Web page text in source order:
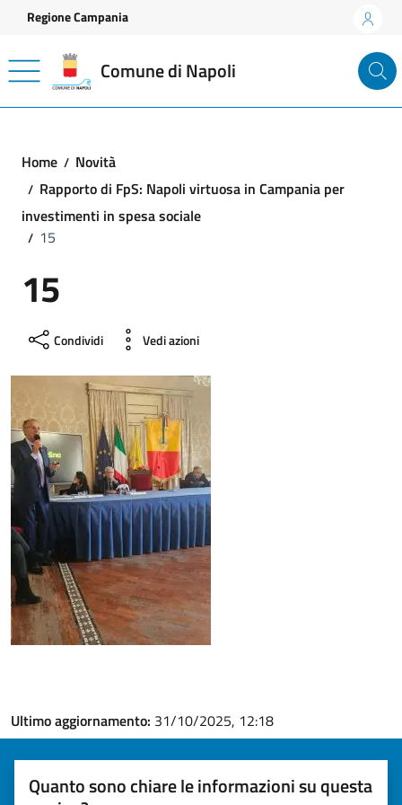
Vai ai contenuti
Vai al footer
Regione Campania
Comune di Napoli
Home
Novità
Rapporto di FpS: Napoli virtuosa in Campania per
investimenti in spesa sociale
15
15
Condividi Vedi azioni
Ultimo aggiornamento: 31/10/2025, 12:18
Quanto sono chiare le informazioni su questa